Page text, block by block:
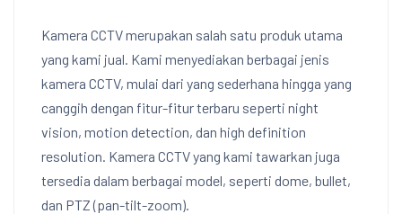
Kamera CCTV merupakan salah satu produk utama
yang kami jual. Kami menyediakan berbagai jenis
kamera CCTV, mulai dari yang sederhana hingga yang
canggih dengan fitur-fitur terbaru seperti night
vision, motion detection, dan high definition
resolution. Kamera CCTV yang kami tawarkan juga
tersedia dalam berbagai model, seperti dome, bullet,
dan PTZ (pan-tilt-zoom).